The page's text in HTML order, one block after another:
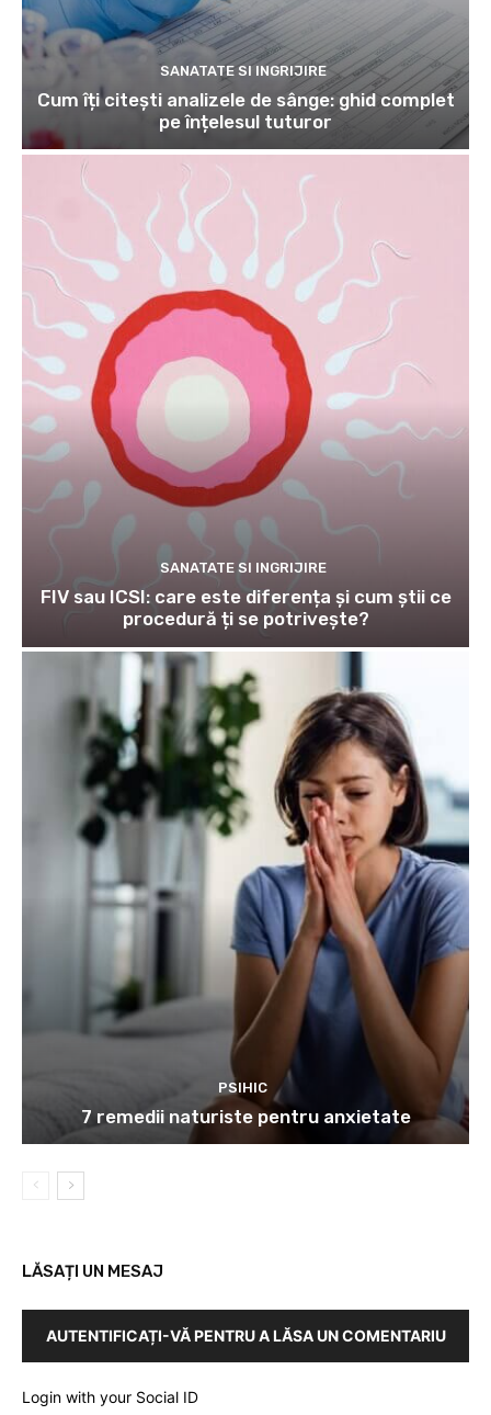
SANATATE SI INGRIJIRE
Cum îți citești analizele de sânge: ghid complet
pe înțelesul tuturor
SANATATE SI INGRIJIRE
FIV sau ICSI: care este diferența și cum știi ce
procedură ți se potrivește?
PSIHIC
7 remedii naturiste pentru anxietate
LĂSAȚI UN MESAJ
AUTENTIFICAȚI-VĂ PENTRU A LĂSA UN COMENTARIU
Login with your Social ID